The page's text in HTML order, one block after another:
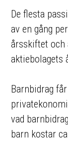
De flesta
av en gång
årsskiftet och
aktiebolagets
Barnbidrag
vad
barn kostar